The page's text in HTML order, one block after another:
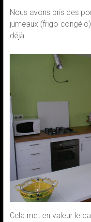
Nous avons pris des
jumeaux (frigo-
déjà.
Cela met en valeur le